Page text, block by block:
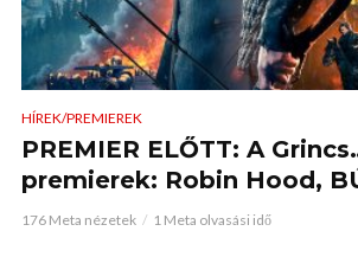
HÍREK/PREMIEREK
PREMIER ELŐTT: A
premierek: Robin Hood,
176 Meta nézetek 1 Meta olvasási idő